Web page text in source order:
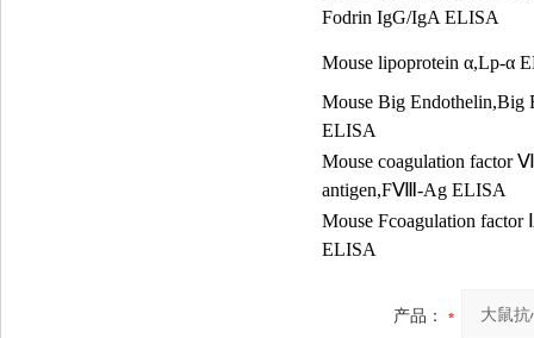
Fodrin IgG/IgA ELISA
Mouse lipoprotein α,Lp-α
Mouse Big Endothelin,Big
ELISA
Mouse coagulation factor
antigen,FⅧ -Ag ELISA
Mouse Fcoagulation factor
ELISA
产品：